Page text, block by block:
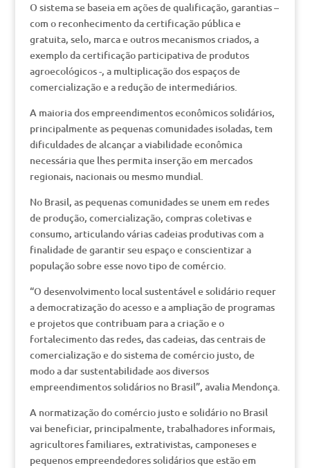
O sistema se baseia em ações de qualificação, garantias –
com o reconhecimento da certificação pública e
gratuita, selo, marca e outros mecanismos criados, a
exemplo da certificação participativa de produtos
agroecológicos -, a multiplicação dos espaços de
comercialização e a redução de intermediários.
A maioria dos empreendimentos econômicos solidários,
principalmente as pequenas comunidades isoladas, tem
dificuldades de alcançar a viabilidade econômica
necessária que lhes permita inserção em mercados
regionais, nacionais ou mesmo mundial.
No Brasil, as pequenas comunidades se unem em redes
de produção, comercialização, compras coletivas e
consumo, articulando várias cadeias produtivas com a
finalidade de garantir seu espaço e conscientizar a
população sobre esse novo tipo de comércio.
“O desenvolvimento local sustentável e solidário requer
a democratização do acesso e a ampliação de programas
e projetos que contribuam para a criação e o
fortalecimento das redes, das cadeias, das centrais de
comercialização e do sistema de comércio justo, de
modo a dar sustentabilidade aos diversos
empreendimentos solidários no Brasil”, avalia Mendonça.
A normatização do comércio justo e solidário no Brasil
vai beneficiar, principalmente, trabalhadores informais,
agricultores familiares, extrativistas, camponeses e
pequenos empreendedores solidários que estão em